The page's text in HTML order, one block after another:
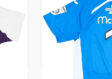
2014-15
Home
626